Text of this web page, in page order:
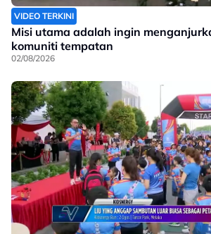
VIDEO TERKINI
Misi utama adalah ingin
komuniti tempatan
02/08/2026